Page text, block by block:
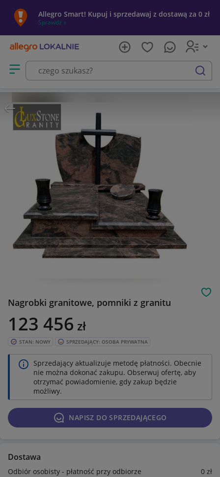
Allegro Smart! Kupuj i sprzedawaj z dostawą za 0 zł
Sprawdź »
Otwórz menu z kategoriami
szukaj
Nagrobki granitowe, pomniki z granitu
123 456 zł
STAN: NOWY SPRZEDAJĄCY: OSOBA PRYWATNA
Sprzedający aktualizuje metodę płatności. Obecnie
nie można dokonać zakupu. Obserwuj ofertę, aby
otrzymać powiadomienie, gdy zakup będzie
możliwy.
NAPISZ DO SPRZEDAJĄCEGO
Dostawa
Odbiór osobisty - płatność przy odbiorze 0 zł